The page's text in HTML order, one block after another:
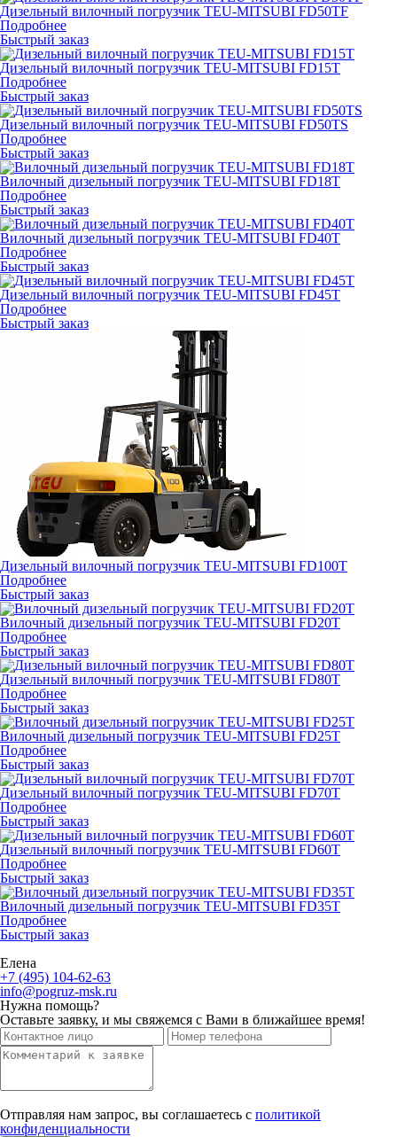
Дизельный вилочный погрузчик TEU-MITSUBI FD50TF
Подробнее
Быстрый заказ
Дизельный вилочный погрузчик TEU-MITSUBI FD15T
Подробнее
Быстрый заказ
Дизельный вилочный погрузчик TEU-MITSUBI FD50TS
Подробнее
Быстрый заказ
Вилочный дизельный погрузчик TEU-MITSUBI FD18T
Подробнее
Быстрый заказ
Вилочный дизельный погрузчик TEU-MITSUBI FD40T
Подробнее
Быстрый заказ
Дизельный вилочный погрузчик TEU-MITSUBI FD45T
Подробнее
Быстрый заказ
Дизельный вилочный погрузчик TEU-MITSUBI FD100T
Подробнее
Быстрый заказ
Вилочный дизельный погрузчик TEU-MITSUBI FD20T
Подробнее
Быстрый заказ
Дизельный вилочный погрузчик TEU-MITSUBI FD80T
Подробнее
Быстрый заказ
Вилочный дизельный погрузчик TEU-MITSUBI FD25T
Подробнее
Быстрый заказ
Дизельный вилочный погрузчик TEU-MITSUBI FD70T
Подробнее
Быстрый заказ
Дизельный вилочный погрузчик TEU-MITSUBI FD60T
Подробнее
Быстрый заказ
Вилочный дизельный погрузчик TEU-MITSUBI FD35T
Подробнее
Быстрый заказ
Елена
+7 (495) 104-62-63
info@pogruz-msk.ru
Нужна помощь?
Оставьте заявку, и мы свяжемся с Вами в ближайшее время!
Отправляя нам запрос, вы соглашаетесь с политикой
конфиденциальности